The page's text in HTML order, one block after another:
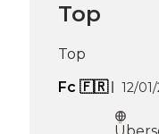
Top
Top
Fc 🇫🇷
12/